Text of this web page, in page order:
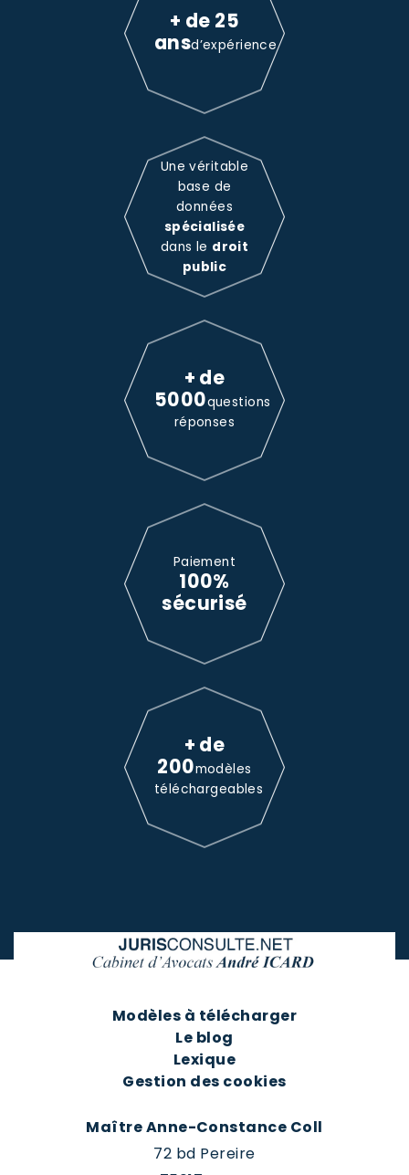
+ de 25
ansd’expérience
Une véritable
base de
données
spécialisée
dans le droit
public
+ de
5000questions
réponses
Paiement
100%
sécurisé
+ de
200modèles
téléchargeables
Modèles à télécharger
Le blog
Lexique
Gestion des cookies
Maître Anne-Constance Coll
72 bd Pereire